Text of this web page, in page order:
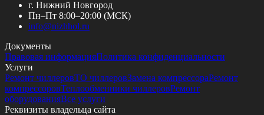
г. Нижний Новгород
Пн–Пт 8:00–20:00 (МСК)
info@nizhhol.ru
Документы
Правовая информацияПолитика конфиденциальности
Услуги
Ремонт чиллеровТО чиллеровЗамена компрессораРемонт
компрессоровТеплообменники чиллеровРемонт
оборудованияВсе услуги
Реквизиты владельца сайта